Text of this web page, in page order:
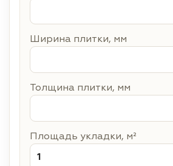
Ширина плитки, мм
Толщина плитки, мм
Площадь укладки, м²